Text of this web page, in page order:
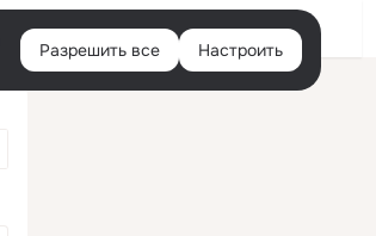
Войти
Разрешить все Настроить